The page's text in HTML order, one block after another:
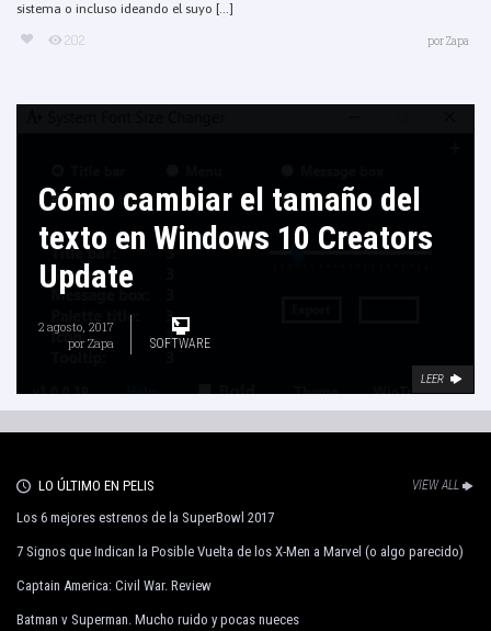
sistema o incluso ideando el suyo [...]
202 porZapa
Cómo cambiar el tamaño del
texto en Windows 10 Creators
Update
2 agosto, 2017
por Zapa SOFTWARE
LEER
LO ÚLTIMO EN PELIS VIEW ALL
Los 6 mejores estrenos de la SuperBowl 2017
7 Signos que Indican la Posible Vuelta de los X-Men a Marvel (o algo parecido)
Captain America: Civil War. Review
Batman v Superman. Mucho ruido y pocas nueces